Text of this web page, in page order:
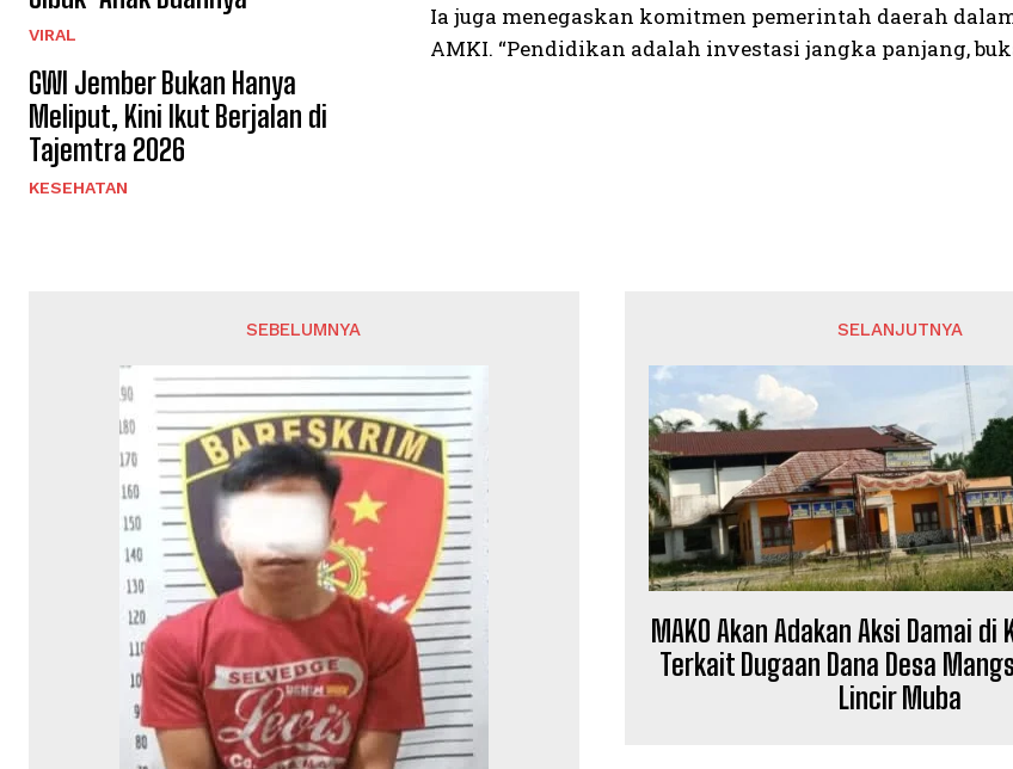
VIRAL
GWI Jember Bukan Hanya
Meliput, Kini Ikut Berjalan di
Tajemtra 2026
KESEHATAN
Ia juga menegaskan komitmen pemerintah daerah
AMKI. “Pendidikan adalah investasi jangka panjang,
SEBELUMNYA SELANJUTNYA
MAKO Akan Adakan Aksi Damai di
Terkait Dugaan Dana Desa
Lincir Muba